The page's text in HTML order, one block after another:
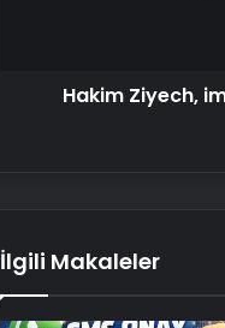
Hakim Ziyech,
İlgili Makaleler